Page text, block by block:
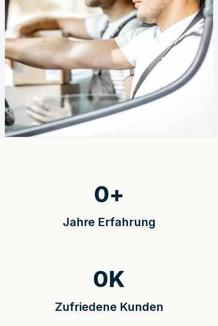
Jahre Erfahrung
0+
Zufriedene Kunden
0K